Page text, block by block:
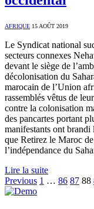
AFRIQUE 15 AOÛT 2019
Le Syndicat national
secteurs connexes
devant le siège de
décolonisation du
marocain de l’Union
rassemblés vêtus de
contre la colonisation
des pancartes portant
manifestants ont brandi
que Retirez le Maroc
l’indépendance du
Lire la suite
Previous 1 … 86 87 88